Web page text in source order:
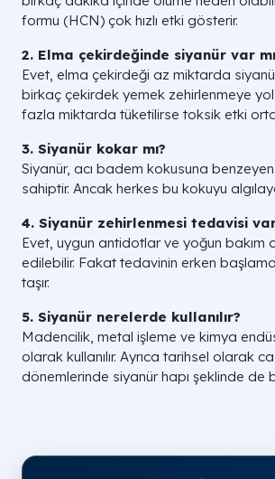
formu (HCN) çok hızlı etki gösterir.
2. Elma çekirdeğinde siyanür var
Evet, elma çekirdeği az miktarda
birkaç çekirdek yemek zehirlenmeye
fazla miktarda tüketilirse toksik etki
3. Siyanür kokar mı?
Siyanür, acı badem kokusuna
sahiptir. Ancak herkes bu kokuyu
4. Siyanür zehirlenmesi tedavisi var
Evet, uygun antidotlar ve yoğun bakım
edilebilir. Fakat tedavinin erken
taşır.
5. Siyanür nerelerde kullanılır?
Madencilik, metal işleme ve kimya
olarak kullanılır. Ayrıca tarihsel olarak
dönemlerinde siyanür hapı şeklinde de